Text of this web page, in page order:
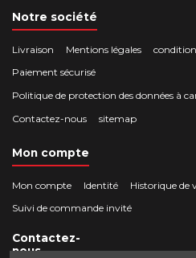
Notre société
Livraison Mentions légales
Paiement sécurisé
Politique de protection des données à
Contactez-nous
sitemap
Mon compte
Mon compte Identité Historique de
Suivi de commande invité
Contactez-
nous